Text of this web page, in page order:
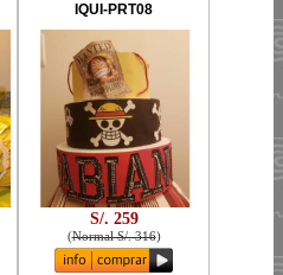
IQUI-PRT08
S/. 259
(Normal S/. 316)